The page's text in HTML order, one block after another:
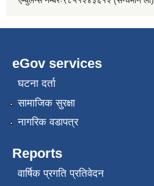
eGov services
घटना दर्ता
सामाजिक सुरक्षा
नागरिक वडापत्र
Reports
वार्षिक प्रगति प्रतिवेदन